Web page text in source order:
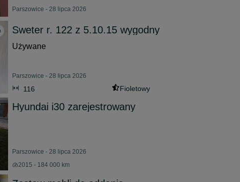
Parszowice - 28 lipca 2026
Sweter r. 122 z 5.10.15 wygodny
Używane
Parszowice - 28 lipca 2026
116 Fioletowy
Hyundai i30 zarejestrowany
Parszowice - 28 lipca 2026
2015 - 184 000 km